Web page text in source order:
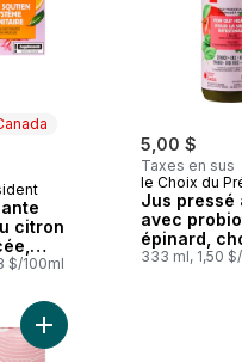
citron
$/100ml
5,00 $
Taxes en sus
le Choix du
Jus pressé
avec
épinard,
pomme
333 ml, 1,50
Ajouter Eau pétillante